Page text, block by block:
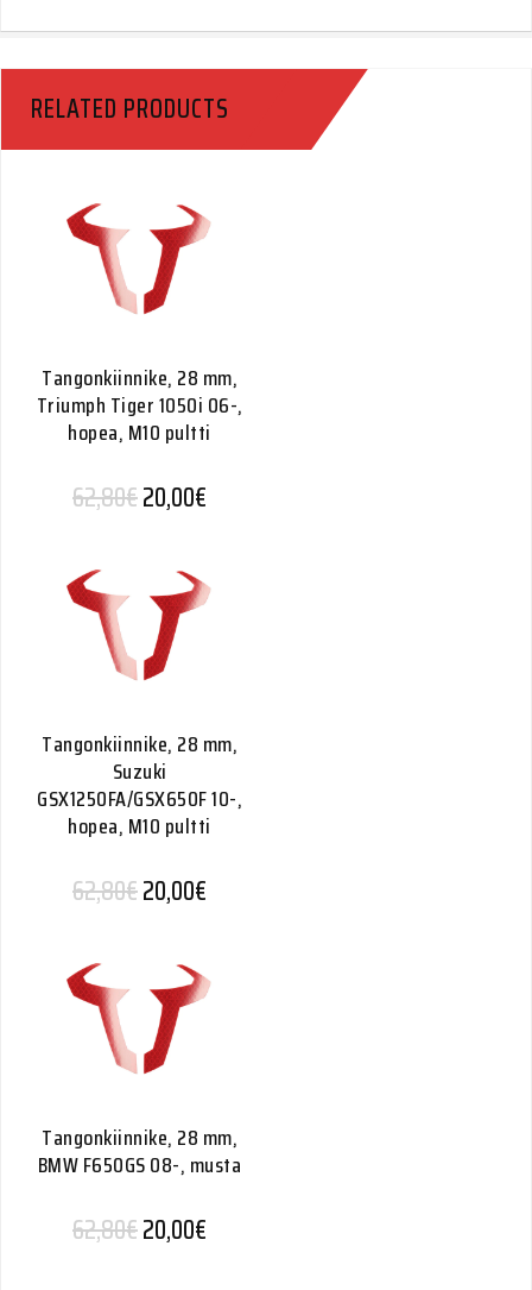
Pultti
RELATED PRODUCTS
Tangonkiinnike, 28 mm,
Triumph Tiger 1050i 06-,
hopea, M10 pultti
62,80€Alkuperäinen hinta oli: 62,80€.
20,00€
Tangonkiinnike, 28 mm,
Suzuki
GSX1250FA/GSX650F 10-,
hopea, M10 pultti
62,80€Alkuperäinen hinta oli: 62,80€.
20,00€
Tangonkiinnike, 28 mm,
BMW F650GS 08-, musta
62,80€Alkuperäinen hinta oli: 62,80€.
20,00€